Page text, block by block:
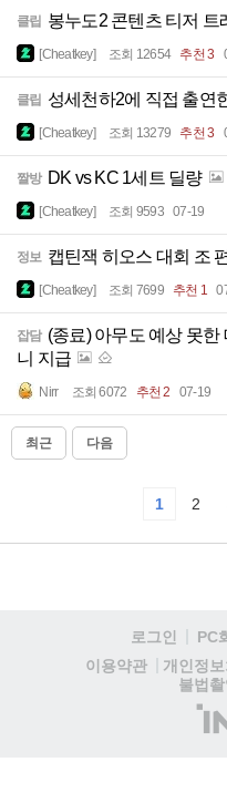
클립 봉누도2 콘텐츠 티저 트
[Cheatkey] 조회 12654 추천 3
클립 성세천하2에 직접 출연
[Cheatkey] 조회 13279 추천 3
짤방 DK vs KC 1세트 딜량
[Cheatkey] 조회 9593 07-19
정보 캡틴잭 히오스 대회 조
[Cheatkey] 조회 7699 추천 1
잡담 (종료) 아무도 예상 못한
니 지급
Nirr 조회 6072 추천 2 07-19
최근 다음
1 2
로그인 PC
이용약관
개인정
불법